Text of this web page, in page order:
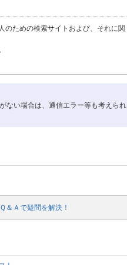
のための検索サイトおよび、それに関
れらが原因となり発生した損失や損
ない場合は、通信エラー等も考えられ
＆Ａで疑問を解決！